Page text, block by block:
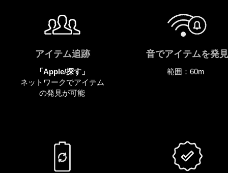
アイテム追跡
「Apple/探す」
ネットワークでアイテム
の発見が可能
音でアイテムを発見
範囲：60m